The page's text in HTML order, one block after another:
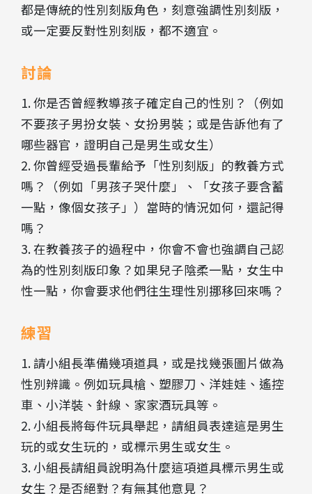
都是傳統的性別刻版角色，刻意強調性別刻版，
或一定要反對性別刻版，都不適宜。
討論
1. 你是否曾經教導孩子確定自己的性別？（例如
不要孩子男扮女裝、女扮男裝；或是告訴他有了
哪些器官，證明自己是男生或女生）
2. 你曾經受過長輩給予「性別刻版」的教養方式
嗎？（例如「男孩子哭什麼」、「女孩子要含蓄
一點，像個女孩子」）當時的情況如何，還記得
嗎？
3. 在教養孩子的過程中，你會不會也強調自己認
為的性別刻版印象？如果兒子陰柔一點，女生中
性一點，你會要求他們往生理性別挪移回來嗎？
練習
1. 請小組長準備幾項道具，或是找幾張圖片做為
性別辨識。例如玩具槍、塑膠刀、洋娃娃、遙控
車、小洋裝、針線、家家酒玩具等。
2. 小組長將每件玩具舉起，請組員表達這是男生
玩的或女生玩的，或標示男生或女生。
3. 小組長請組員說明為什麼這項道具標示男生或
女生？是否絕對？有無其他意見？